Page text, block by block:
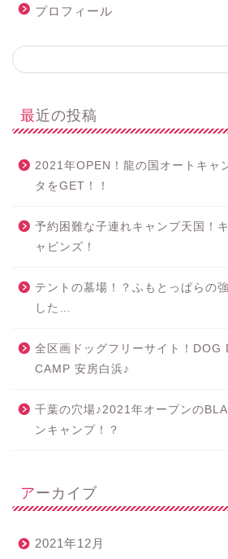
プロフィール
最近の投稿
2021年OPEN！龍の国オートキャ
タをGET！！
予約困難な子連れキャンプ天国！
ャビンズ！
テントの墓場！？ふもとっぱらの
した…
全区画ドッグフリーサイト！DOG
CAMP 安房白浜♪
千葉の穴場♪2021年オープンの
ンキャンプ！？
アーカイブ
2021年12月